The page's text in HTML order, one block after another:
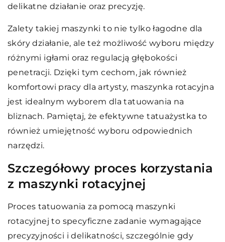
delikatne działanie oraz precyzję.
Zalety takiej maszynki to nie tylko łagodne dla
skóry działanie, ale też możliwość wyboru między
różnymi igłami oraz regulacją głębokości
penetracji. Dzięki tym cechom, jak również
komfortowi pracy dla artysty, maszynka rotacyjna
jest idealnym wyborem dla tatuowania na
bliznach. Pamiętaj, że efektywne tatuażystka to
również umiejętność wyboru odpowiednich
narzędzi.
Szczegółowy proces korzystania
z maszynki rotacyjnej
Proces tatuowania za pomocą maszynki
rotacyjnej to specyficzne zadanie wymagające
precyzyjności i delikatności, szczególnie gdy